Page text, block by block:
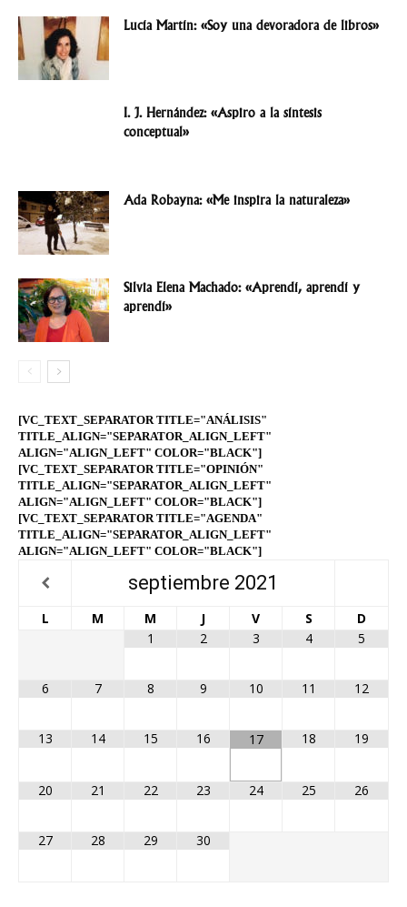
Lucía Martín: «Soy una devoradora de libros»
I. J. Hernández: «Aspiro a la síntesis
conceptual»
Ada Robayna: «Me inspira la naturaleza»
Silvia Elena Machado: «Aprendí, aprendí y
aprendí»
[VC_TEXT_SEPARATOR TITLE="ANÁLISIS"
TITLE_ALIGN="SEPARATOR_ALIGN_LEFT"
ALIGN="ALIGN_LEFT" COLOR="BLACK"]
[VC_TEXT_SEPARATOR TITLE="OPINIÓN"
TITLE_ALIGN="SEPARATOR_ALIGN_LEFT"
ALIGN="ALIGN_LEFT" COLOR="BLACK"]
[VC_TEXT_SEPARATOR TITLE="AGENDA"
TITLE_ALIGN="SEPARATOR_ALIGN_LEFT"
ALIGN="ALIGN_LEFT" COLOR="BLACK"]
septiembre 2021
L M M J V S
D
1
2 3 4 5
6 7 8 9 10 11 12
13 14 15 16 17 18 19
20 21 22 23 24 25 26
27 28 29 30